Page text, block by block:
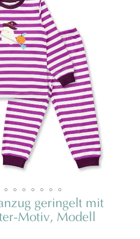
geringelt mit
Motiv, Modell